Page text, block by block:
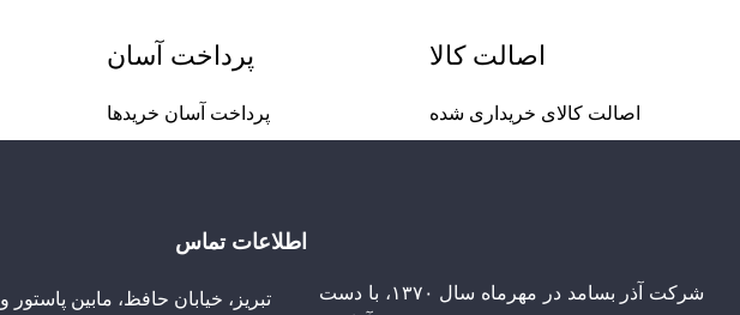
اصالت کالا
اصالت کالای خریداری شده
پرداخت آسان
پرداخت آسان خریدها
شرکت آذر بسامد در مهرماه سال ۱۳۷۰، با دست
اطلاعات تماس
تبریز، خیابان حافظ، مابین پاستور و